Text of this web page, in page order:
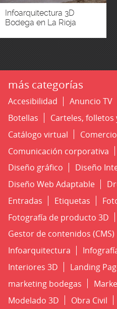
Infoarquitectura 3D
Bodega en La Rioja
más categorías
Accesibilidad Anuncio TV
Botellas
Carteles, folletos
Catálogo virtual
Comunicación corporativa
Diseño gráfico
Diseño
Diseño Web Adaptable
Entradas
Etiquetas
Fotografía de producto 3D
Gestor de contenidos (CMS)
Infoarquitectura
Interiores 3D
Landing
marketing bodegas
Modelado 3D
Obra Civil